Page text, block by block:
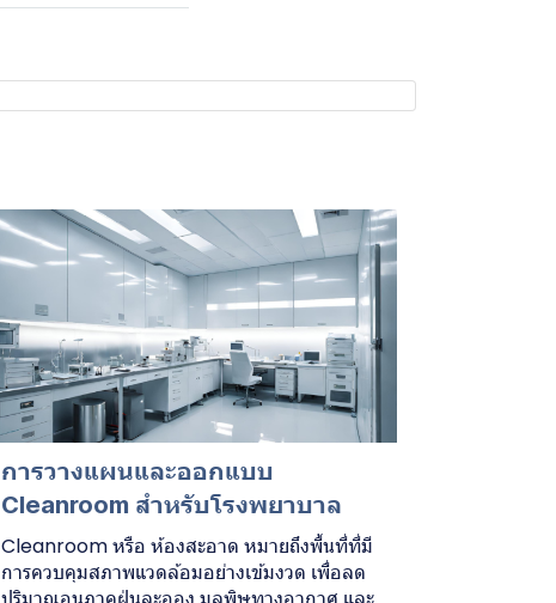
การวางแผนและออกแบบ
Cleanroom สำหรับโรงพยาบาล
Cleanroom หรือ ห้องสะอาด หมายถึงพื้นที่ที่มี
การควบคุมสภาพแวดล้อมอย่างเข้มงวด เพื่อลด